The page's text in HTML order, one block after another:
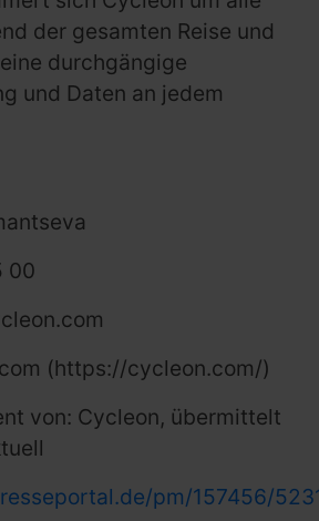
der gesamten Reise und
durchgängige
und Daten an jedem
00
(https://cycleon.com/)
von: Cycleon, übermittelt
pm/157456/